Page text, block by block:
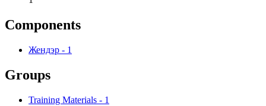
Components
Жендэр - 1
Groups
Training Materials - 1